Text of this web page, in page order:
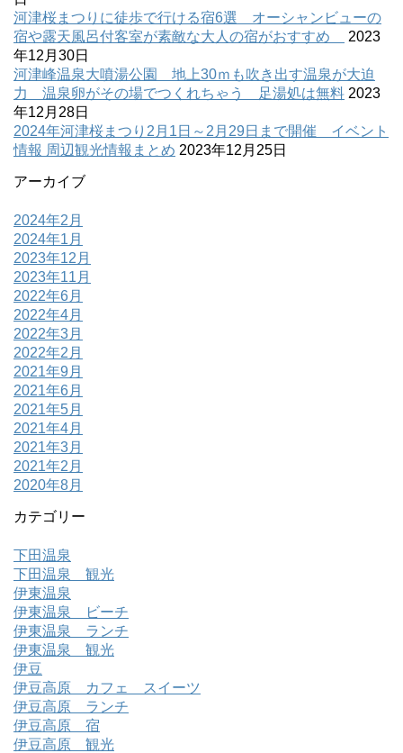
河津桜まつりに徒歩で行ける宿6選 オーシャンビューの
宿や露天風呂付客室が素敵な大人の宿がおすすめ
2023
年12月30日
河津峰温泉大噴湯公園 地上30ｍも吹き出す温泉が大迫
力 温泉卵がその場でつくれちゃう 足湯処は無料 2023
年12月28日
2024年河津桜まつり2月1日～2月29日まで開催 イベント
情報 周辺観光情報まとめ 2023年12月25日
アーカイブ
2024年2月
2024年1月
2023年12月
2023年11月
2022年6月
2022年4月
2022年3月
2022年2月
2021年9月
2021年6月
2021年5月
2021年4月
2021年3月
2021年2月
2020年8月
カテゴリー
下田温泉
下田温泉 観光
伊東温泉
伊東温泉 ビーチ
伊東温泉 ランチ
伊東温泉 観光
伊豆
伊豆高原 カフェ スイーツ
伊豆高原 ランチ
伊豆高原 宿
伊豆高原 観光